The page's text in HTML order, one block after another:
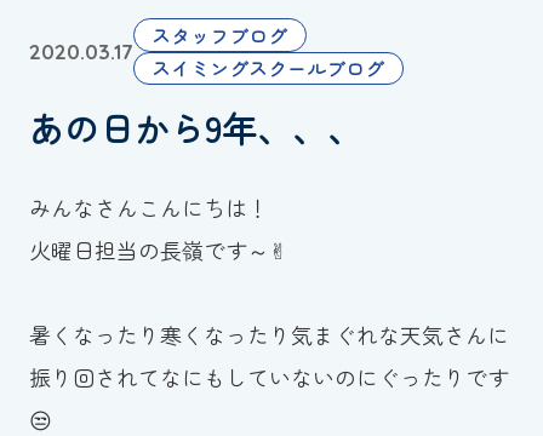
団体会員募集
保護者の方へ
採用情報
お知らせ
カレンダー
波スイタイムズ
2020.03.17
スタッフブログ
スイミングスクールブログ
あの日から9年、、、
みんなさんこんにちは！
火曜日担当の長嶺です～✌︎
暑くなったり寒くなったり気まぐれな天気さんに
振り回されてなにもしていないのにぐったりです
😒